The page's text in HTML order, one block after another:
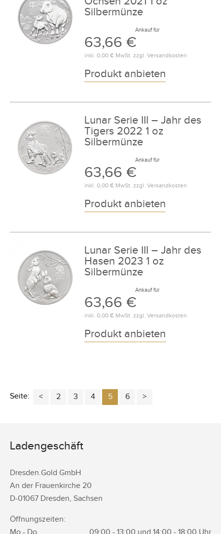
Silbermünze
Ankauf für
63,66 €
inkl. 0,00 €MwSt. zzgl. Versandkosten
Produkt anbieten
Lunar Serie III – Jahr des
Tigers 2022 1 oz
Silbermünze
Ankauf für
63,66 €
inkl. 0,00 €MwSt. zzgl. Versandkosten
Produkt anbieten
Lunar Serie III – Jahr des
Hasen 2023 1 oz
Silbermünze
Ankauf für
63,66 €
inkl. 0,00 €MwSt. zzgl. Versandkosten
Produkt anbieten
Seite: 2 3 4 5 6
Ladengeschäft
Dresden.Gold GmbH
An der Frauenkirche 20
D-01067 Dresden, Sachsen
Öffnungszeiten: